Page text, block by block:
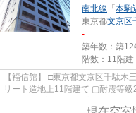
南北線 「 本駒
東京都文京区
-
築年数：築12
階数：11階建
【福信館】 □東京都文京区千駄木三丁目26-15 □2013年11月築 □鉄筋コンク
リート造地上11階建て ▢耐震等級2 人気の谷根千エリア！ 千代田線千駄木駅より